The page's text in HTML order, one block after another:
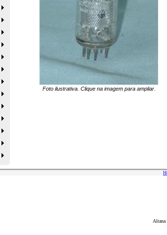
Foto ilustrativa. Clique na imagem para ampliar.
Altana